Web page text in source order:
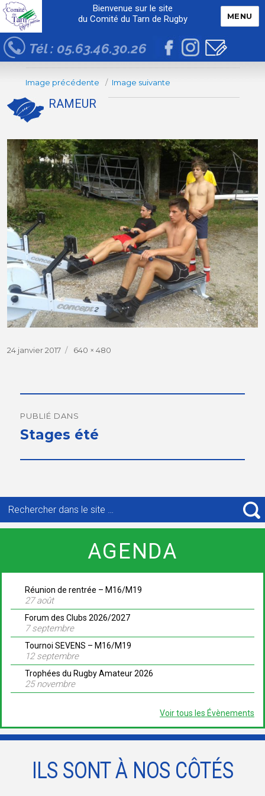
Bienvenue sur le site
du Comité du Tarn de Rugby
Tél : 05.63.46.30.26
MENU
Image précédente Image suivante
RAMEUR
Publié
24 janvier 2017
Taille
640 × 480
de
l’article
PUBLIÉ DANS
Stages été
pour
:
AGENDA
Réunion de rentrée – M16/M19
27 août
Forum des Clubs 2026/2027
7 septembre
Tournoi SEVENS – M16/M19
12 septembre
Trophées du Rugby Amateur 2026
25 novembre
Voir tous les Évènements
ILS SONT À NOS CÔTÉS